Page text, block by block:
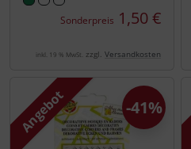
Sonderpreis 1,50 €
inkl. 19 % MwSt. zzgl. Versandkosten
Angebot -41%